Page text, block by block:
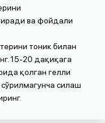
ва фойдали
тоник билан
15-20 дақиқага
қолган гелли
силаш